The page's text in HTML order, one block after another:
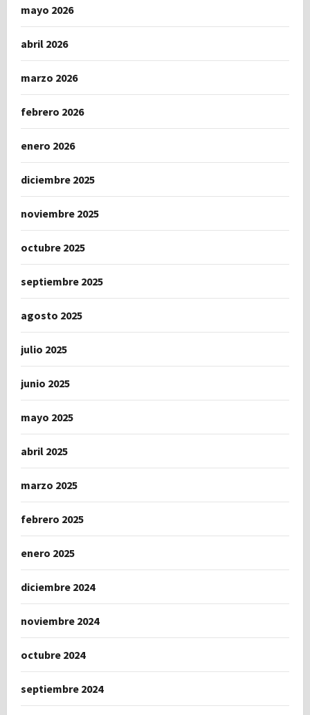
mayo 2026
abril 2026
marzo 2026
febrero 2026
enero 2026
diciembre 2025
noviembre 2025
octubre 2025
septiembre 2025
agosto 2025
julio 2025
junio 2025
mayo 2025
abril 2025
marzo 2025
febrero 2025
enero 2025
diciembre 2024
noviembre 2024
octubre 2024
septiembre 2024